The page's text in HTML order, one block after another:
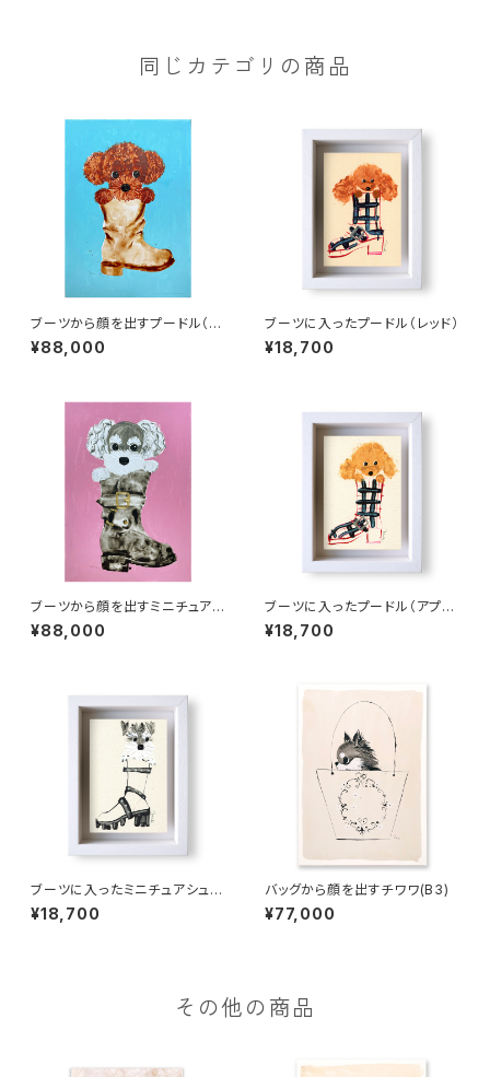
同じカテゴリの商品
ブーツから顔を出すプードル（B
3）
¥88,000
ブーツに入ったプードル（レッド）
¥18,700
ブーツから顔を出すミニチュアシ
ュナウザー(B3)
¥88,000
ブーツに入ったプードル（アプリ
コット）
¥18,700
ブーツに入ったミニチュアシュナ
ウザー
¥18,700
バッグから顔を出すチワワ(B3)
¥77,000
その他の商品